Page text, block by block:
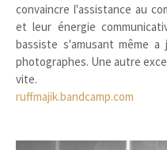
convaincre l'assistance au
et leur énergie
bassiste s'amusant même
photographes. Une autre
vite.
ruffmajik.bandcamp.com